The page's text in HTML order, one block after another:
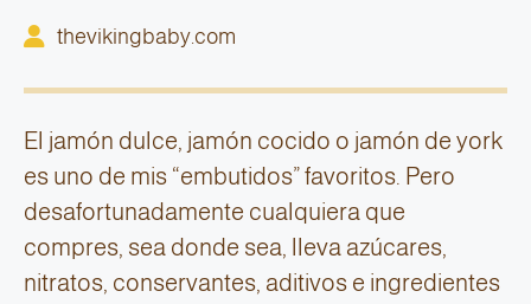
thevikingbaby.com
El jamón dulce, jamón cocido o jamón de york
es uno de mis “embutidos” favoritos. Pero
desafortunadamente cualquiera que
compres, sea donde sea, lleva azúcares,
nitratos, conservantes, aditivos e ingredientes